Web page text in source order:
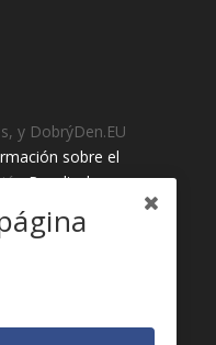
y DobrýDen.EU
sobre el
Resultados